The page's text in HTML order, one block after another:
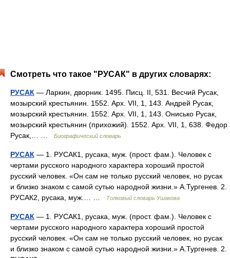
Смотреть что такое "РУСАК" в других словарях:
РУСАК — Ларкин, дворник. 1495. Писц. II, 531. Весчий Русак,
мозырский крестьянин. 1552. Арх. VII, 1, 143. Андрей Русак,
мозырский крестьянин. 1552. Арх. VII, 1, 143. Онисько Русак,
мозырский крестьянин (прихожий). 1552. Арх. VII, 1, 638. Федор
Русак,… …
Биографический словарь
РУСАК — 1. РУСАК1, русака, муж. (прост. фам.). Человек с
чертами русского народного характера хороший простой
русский человек. «Он сам не только русский человек, но русак
и близко знаком с самой сутью народной жизни.» А.Тургенев. 2.
РУСАК2, русака, муж.… …
Толковый словарь Ушакова
РУСАК — 1. РУСАК1, русака, муж. (прост. фам.). Человек с
чертами русского народного характера хороший простой
русский человек. «Он сам не только русский человек, но русак
и близко знаком с самой сутью народной жизни.» А.Тургенев. 2.